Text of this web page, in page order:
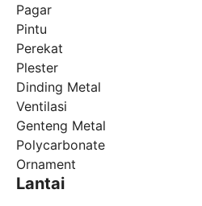
Pagar
Pintu
Perekat
Plester
Dinding Metal
Ventilasi
Genteng Metal
Polycarbonate
Ornament
Lantai